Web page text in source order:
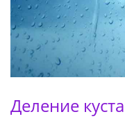
Деление